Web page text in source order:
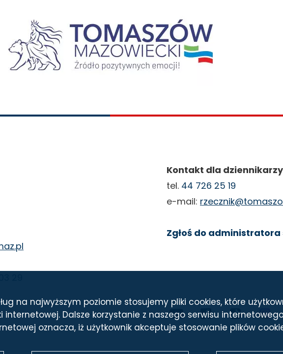
Kontakt dla
tel. 44 726 25 19
e-mail:
Zgłoś do
MEDIA
na najwyższym poziomie stosujemy pliki cookies, które
Dalsze korzystanie z naszego serwisu
oznacza, iż użytkownik akceptuje stosowanie plików